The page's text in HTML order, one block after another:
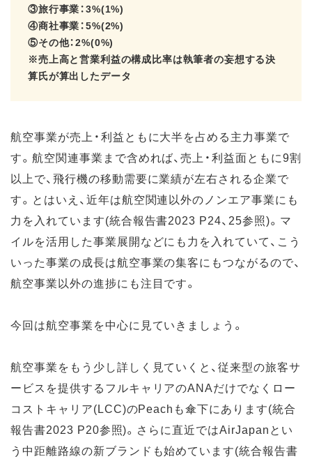
③旅行事業：3%(1%)
④商社事業：5%(2%)
⑤その他：2%(0%)
※売上高と営業利益の構成比率は執筆者の妄想する決
算氏が算出したデータ
航空事業が売上・利益ともに大半を占める主力事業で
す。航空関連事業まで含めれば、売上・利益面ともに9割
以上で、飛行機の移動需要に業績が左右される企業で
す。とはいえ、近年は航空関連以外のノンエア事業にも
力を入れています(統合報告書2023 P24、25参照)。マ
イルを活用した事業展開などにも力を入れていて、こう
いった事業の成長は航空事業の集客にもつながるので、
航空事業以外の進捗にも注目です。
今回は航空事業を中心に見ていきましょう。
航空事業をもう少し詳しく見ていくと、従来型の旅客サ
ービスを提供するフルキャリアのANAだけでなくロー
コストキャリア(LCC)のPeachも傘下にあります(統合
報告書2023 P20参照)。さらに直近ではAirJapanとい
う中距離路線の新ブランドも始めています(統合報告書